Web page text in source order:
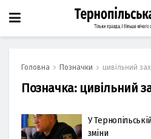
Головна Позначки цивільний
Позначка: цивільний
У
зміни